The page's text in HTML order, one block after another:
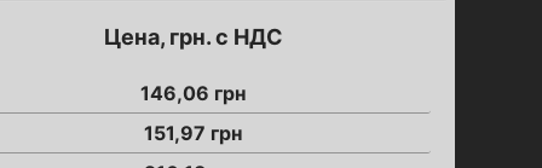
Цена, грн. с НДС
146,06 грн
151,97 грн